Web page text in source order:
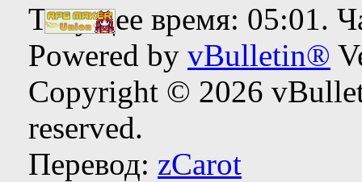
Текущее время: 05:01.
Powered by vBulletin®
Copyright © 2026
reserved.
Перевод: zCarot